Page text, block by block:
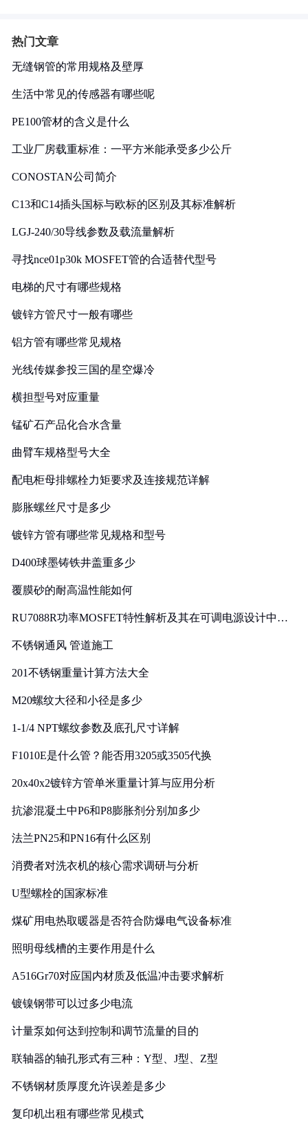
热门文章
无缝钢管的常用规格及壁厚
生活中常见的传感器有哪些呢
PE100管材的含义是什么
工业厂房载重标准：一平方米能承受多少公斤
CONOSTAN公司简介
C13和C14插头国标与欧标的区别及其标准解析
LGJ-240/30导线参数及载流量解析
寻找nce01p30k MOSFET管的合适替代型号
电梯的尺寸有哪些规格
镀锌方管尺寸一般有哪些
铝方管有哪些常见规格
光线传媒参投三国的星空爆冷
横担型号对应重量
锰矿石产品化合水含量
曲臂车规格型号大全
配电柜母排螺栓力矩要求及连接规范详解
膨胀螺丝尺寸是多少
镀锌方管有哪些常见规格和型号
D400球墨铸铁井盖重多少
覆膜砂的耐高温性能如何
RU7088R功率MOSFET特性解析及其在可调电源设计中的
不锈钢通风 管道施工
201不锈钢重量计算方法大全
M20螺纹大径和小径是多少
1-1/4 NPT螺纹参数及底孔尺寸详解
F1010E是什么管？能否用3205或3505代换
20x40x2镀锌方管单米重量计算与应用分析
抗渗混凝土中P6和P8膨胀剂分别加多少
法兰PN25和PN16有什么区别
消费者对洗衣机的核心需求调研与分析
U型螺栓的国家标准
煤矿用电热取暖器是否符合防爆电气设备标准
照明母线槽的主要作用是什么
A516Gr70对应国内材质及低温冲击要求解析
镀镍钢带可以过多少电流
计量泵如何达到控制和调节流量的目的
联轴器的轴孔形式有三种：Y型、J型、Z型
不锈钢材质厚度允许误差是多少
复印机出租有哪些常见模式